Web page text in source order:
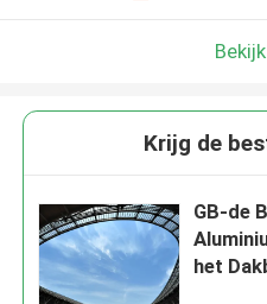
Krijg de
GB-de
het